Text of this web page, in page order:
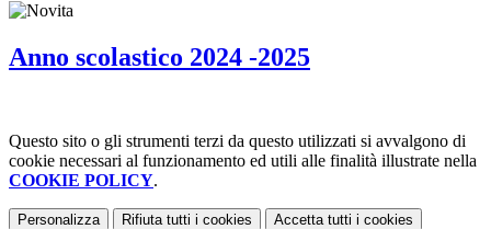
Anno scolastico 2024 -2025
Questo sito o gli strumenti terzi da questo utilizzati si avvalgono di
cookie necessari al funzionamento ed utili alle finalità illustrate nella
COOKIE POLICY.
Personalizza Rifiuta tutti i cookies Accetta tutti i cookies